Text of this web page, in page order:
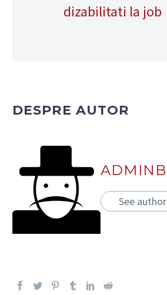
dizabilitati la job
DESPRE AUTOR
See